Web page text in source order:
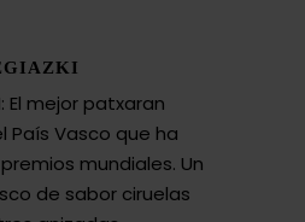
El mejor patxaran
País Vasco que ha
mundiales. Un
de sabor ciruelas